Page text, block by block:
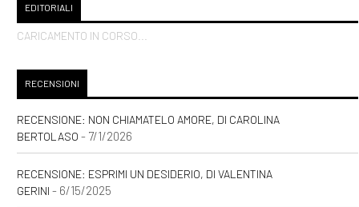
EDITORIALI
CARICAMENTO IN CORSO...
RECENSIONI
RECENSIONE: NON CHIAMATELO AMORE, DI CAROLINA
BERTOLASO - 7/1/2026
RECENSIONE: ESPRIMI UN DESIDERIO, DI VALENTINA
GERINI - 6/15/2025